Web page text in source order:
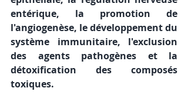
entérique, la promotion de
l'angiogenèse, le développement du
système immunitaire, l'exclusion
des agents pathogènes et la
détoxification des composés
toxiques.